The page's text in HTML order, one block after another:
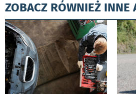
ZOBACZ RÓWNIEŻ INNE